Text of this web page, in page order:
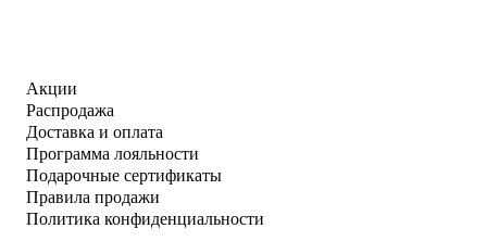
Акции
Распродажа
Доставка и оплата
Программа лояльности
Подарочные сертификаты
Правила продажи
Политика конфиденциальности